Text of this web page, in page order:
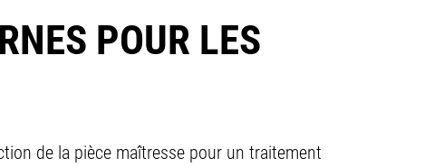
POUR LES
de la pièce maîtresse pour un traitement